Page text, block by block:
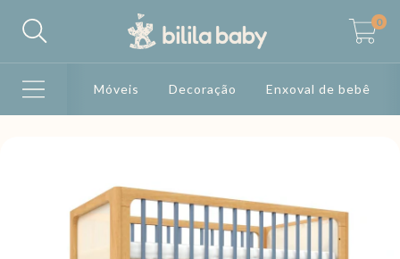
0
Móveis Decoração Enxoval de bebê